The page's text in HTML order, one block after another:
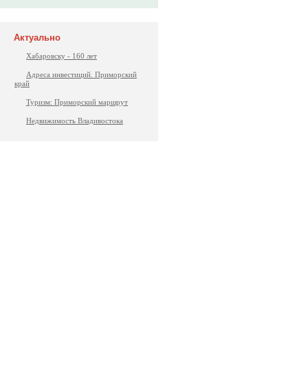
Актуально
Хабаровску - 160 лет
Адреса инвестиций. Приморский
край
Туризм: Приморский маршрут
Недвижимость Владивостока